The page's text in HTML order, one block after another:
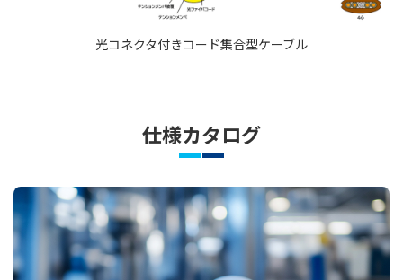
光コネクタ付きコード集合型ケーブル
仕様カタログ